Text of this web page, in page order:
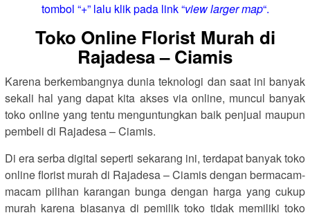
tombol “+” lalu klik pada link “view larger map“.
Toko Online Florist Murah di
Rajadesa – Ciamis
Karena berkembangnya dunia teknologi dan saat ini banyak
sekali hal yang dapat kita akses via online, muncul banyak
toko online yang tentu menguntungkan baik penjual maupun
pembeli di Rajadesa – Ciamis.
Di era serba digital seperti sekarang ini, terdapat banyak toko
online florist murah di Rajadesa – Ciamis dengan bermacam-
macam pilihan karangan bunga dengan harga yang cukup
murah karena biasanya di pemilik toko tidak memiliki toko